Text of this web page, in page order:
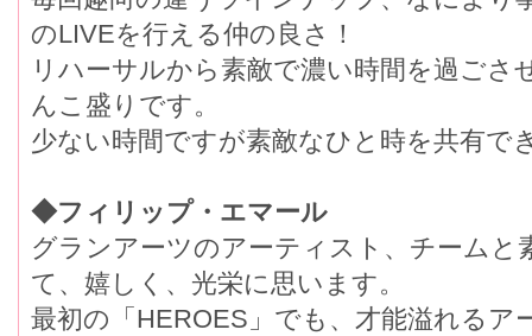
のLIVEを行える仲の良さ！
リハーサルから素敵で濃い時間を過ごさ
んこ盛りです。
少ない時間ですが素敵なひと時を共有で
◆フィリップ・エマール
グランアーツのアーティスト、チームと
て、嬉しく、光栄に思います。
最初の「HEROES」でも、才能溢れるア